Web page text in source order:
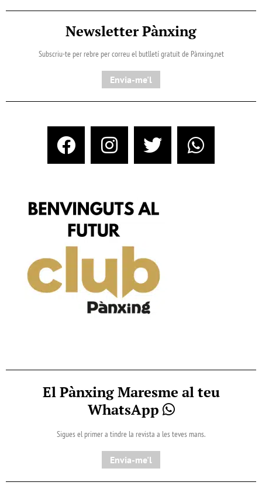
Newsletter Pànxing
Subscriu-te per rebre per correu el butlletí gratuït de Pànxing.net​
Envia-me'l
El Pànxing Maresme al teu
WhatsApp
Sigues el primer a tindre la revista a les teves mans.
Envia-me'l